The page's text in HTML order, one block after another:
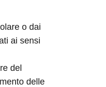
o dai
ai sensi
del
delle